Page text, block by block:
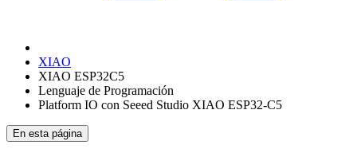
XIAO
XIAO ESP32C5
Lenguaje de Programación
Platform IO con Seeed Studio XIAO ESP32-C5
En esta página